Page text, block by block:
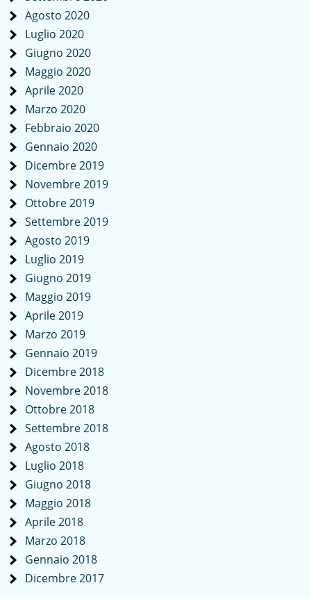
Agosto 2020
Luglio 2020
Giugno 2020
Maggio 2020
Aprile 2020
Marzo 2020
Febbraio 2020
Gennaio 2020
Dicembre 2019
Novembre 2019
Ottobre 2019
Settembre 2019
Agosto 2019
Luglio 2019
Giugno 2019
Maggio 2019
Aprile 2019
Marzo 2019
Gennaio 2019
Dicembre 2018
Novembre 2018
Ottobre 2018
Settembre 2018
Agosto 2018
Luglio 2018
Giugno 2018
Maggio 2018
Aprile 2018
Marzo 2018
Gennaio 2018
Dicembre 2017